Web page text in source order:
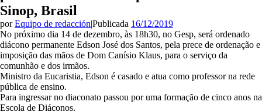
Sinop, Brasil
porEquipo de redacción|Publicada 16/12/2019
No próximo dia 14 de dezembro, às 18h30, no Gesp, será ordenado
diácono permanente Edson José dos Santos, pela prece de ordenação e
imposição das mãos de Dom Canísio Klaus, para o serviço da
comunhão e dos irmãos.
Ministro da Eucaristia, Edson é casado e atua como professor na rede
pública de ensino.
Para ingressar no diaconato passou por uma formação de cinco anos na
Escola de Diáconos.